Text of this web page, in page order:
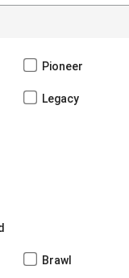
Pioneer
Legacy
Brawl